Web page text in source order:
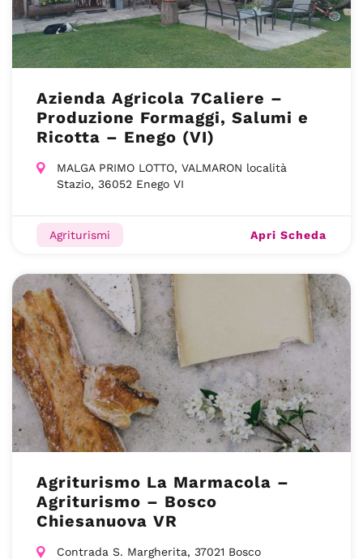
Azienda Agricola 7Caliere –
Produzione Formaggi, Salumi e
Ricotta – Enego (VI)
MALGA PRIMO LOTTO, VALMARON località
Stazio, 36052 Enego VI
Agriturismi Apri Scheda
Agriturismo La Marmacola –
Agriturismo – Bosco
Chiesanuova VR
Contrada S. Margherita, 37021 Bosco